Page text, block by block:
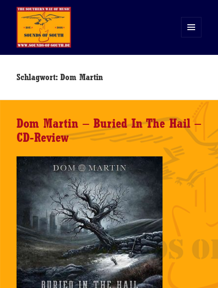
WIDGETS
Schlagwort:Dom Martin
Dom Martin – Buried In The Hail –
CD-Review